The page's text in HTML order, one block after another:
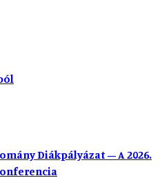
Diákpályázat – A 2026.